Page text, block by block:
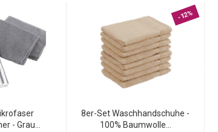
- Grau...
-12%
8er-Set Waschhandschuhe -
100% Baumwolle...